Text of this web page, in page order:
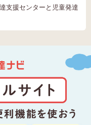
支援センターと児童発達